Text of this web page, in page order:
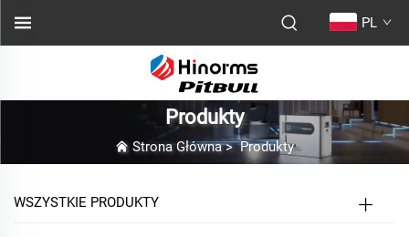
PL
Produkty
Strona Główna>Produkty
WSZYSTKIE PRODUKTY